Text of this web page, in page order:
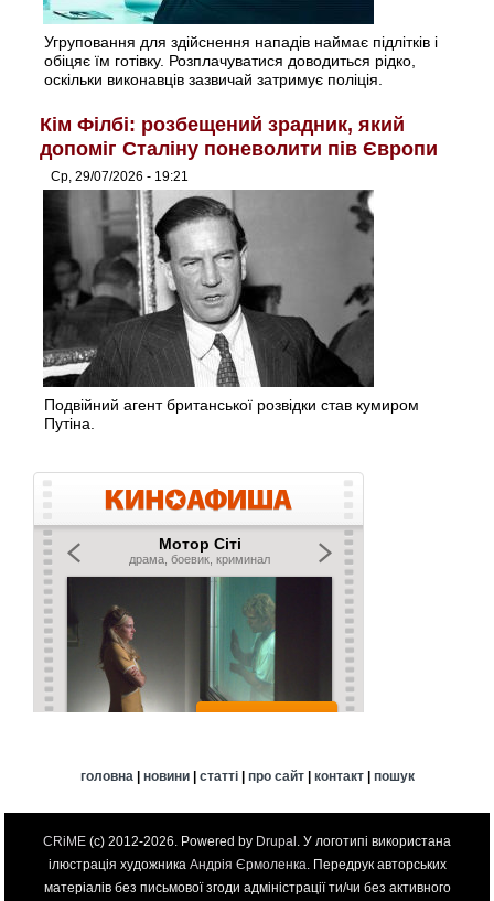
Угруповання для здійснення нападів наймає підлітків і
обіцяє їм готівку. Розплачуватися доводиться рідко,
оскільки виконавців зазвичай затримує поліція.
Кім Філбі: розбещений зрадник, який
допоміг Сталіну поневолити пів Європи
Ср, 29/07/2026 - 19:21
Подвійний агент британської розвідки став кумиром
Путіна.
головна | новини| статті| про сайт| контакт| пошук
CRiME (c) 2012-2026. Powered by Drupal . У логотипі використана
ілюстрація художника Андрія Єрмоленка . Передрук авторських
матеріалів без письмової згоди адміністрації ти/чи без активного